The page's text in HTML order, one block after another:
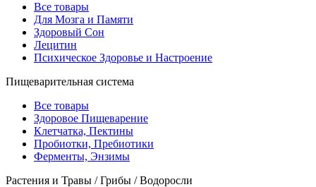
Все товары
Для Мозга и Памяти
Здоровый Сон
Лецитин
Психическое Здоровье и Настроение
Пищеварительная система
Все товары
Здоровое Пищеварение
Клетчатка, Пектины
Пробиотки, Пребиотики
Ферменты, Энзимы
Растения и Травы / Грибы / Водоросли